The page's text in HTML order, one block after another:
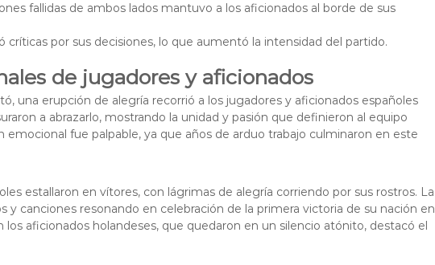
fallidas de ambos lados mantuvo a los aficionados al borde de sus
críticas por sus decisiones, lo que aumentó la intensidad del partido.
de jugadores y aficionados
una erupción de alegría recorrió a los jugadores y aficionados españoles
a abrazarlo, mostrando la unidad y pasión que definieron al equipo
emocional fue palpable, ya que años de arduo trabajo culminaron en este
estallaron en vítores, con lágrimas de alegría corriendo por sus rostros. La
y canciones resonando en celebración de la primera victoria de su nación en
los aficionados holandeses, que quedaron en un silencio atónito, destacó el